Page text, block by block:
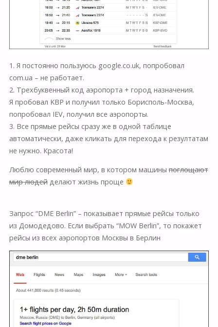
1. Я постоянно пользуюсь google.co.uk, попробовал
com.ua – не работает.
2. Трехбуквенный код аэропорта + город назначения.
Я пробовал KBP и получил только Борисполь-Москва,
попробовал IEV, получил все аэропорты.
3. Все прямые рейсы сразу же в одной таблице
автоматически, даже кликать для перехода к резултатам
не нужно. Красота!
Люблю современный мир, в котором машиныпоглощают
мир людейделают жизнь проще
Запрос “DME Berlin” – показывает прямые рейсы только
из Домодедово. Если выбрать “MOW Berlin”, то покажет
рейсы из всех аэропортов Москвы в Берлин